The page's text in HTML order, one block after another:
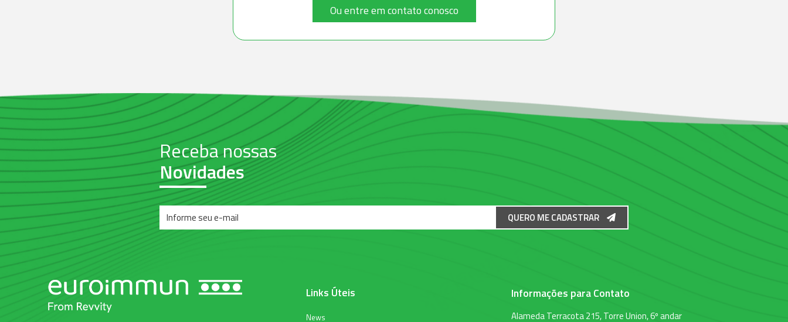
Ou entre em contato conosco
Receba nossas
Novidades
QUERO ME CADASTRAR
Links Úteis
News
Informações para Contato
Alameda Terracota 215, Torre Union, 6º andar